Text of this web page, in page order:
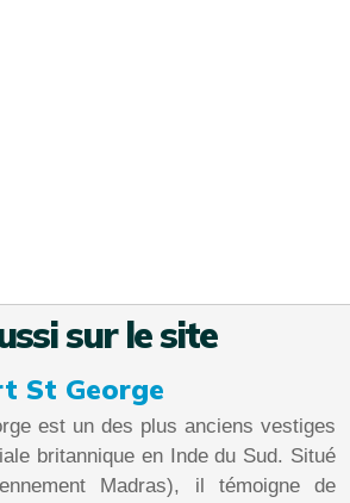
sur le site
St George
est un des plus anciens vestiges
britannique en Inde du Sud. Situé
Madras), il témoigne de